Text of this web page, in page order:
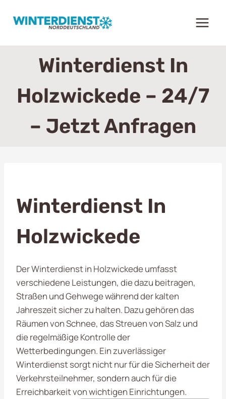
Inhalt
Winterdienst In
Holzwickede – 24/7
– Jetzt Anfragen
Winterdienst In
Holzwickede
Der Winterdienst in Holzwickede umfasst
verschiedene Leistungen, die dazu beitragen,
Straßen und Gehwege während der kalten
Jahreszeit sicher zu halten. Dazu gehören das
Räumen von Schnee, das Streuen von Salz und
die regelmäßige Kontrolle der
Wetterbedingungen. Ein zuverlässiger
Winterdienst sorgt nicht nur für die Sicherheit der
Verkehrsteilnehmer, sondern auch für die
Erreichbarkeit von wichtigen Einrichtungen.